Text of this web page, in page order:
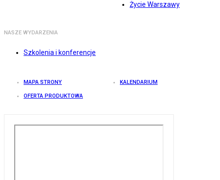
Życie Warszawy
NASZE WYDARZENIA
Szkolenia i konferencje
MAPA STRONY KALENDARIUM
OFERTA PRODUKTOWA